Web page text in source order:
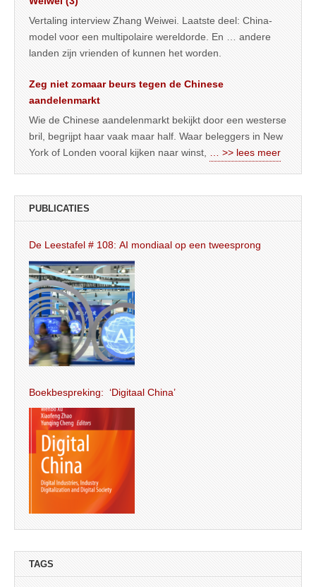
Vertaling interview Zhang Weiwei. Laatste deel: China-
model voor een multipolaire wereldorde. En … andere
landen zijn vrienden of kunnen het worden.
Zeg niet zomaar beurs tegen de Chinese
aandelenmarkt
Wie de Chinese aandelenmarkt bekijkt door een westerse
bril, begrijpt haar vaak maar half. Waar beleggers in New
York of Londen vooral kijken naar winst, … >> lees meer
PUBLICATIES
De Leestafel # 108: AI mondiaal op een tweesprong
Boekbespreking: ‘Digitaal China’
TAGS